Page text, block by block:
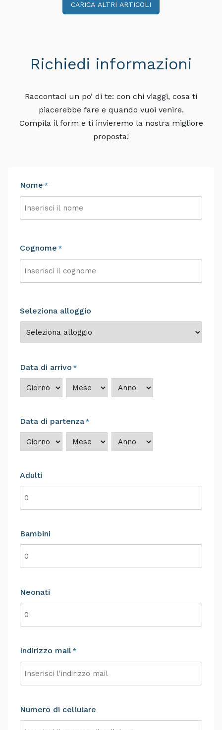
CARICA ALTRI ARTICOLI
Richiedi informazioni
Raccontaci un po’ di te: con chi viaggi, cosa ti
piacerebbe fare e quando vuoi venire.
Compila il form e ti invieremo la nostra migliore
proposta!
Nome *
Cognome *
Seleziona alloggio
Data di arrivo *
Data di partenza *
Adulti
Bambini
Neonati
Indirizzo mail *
Numero di cellulare